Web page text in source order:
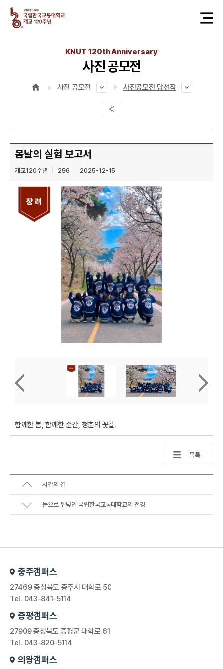
KNUT 120th Anniversary
사진 공모전
사진 공모전 사진공모전 당선작
봄날의 실험 보고서
개교120주년 296 2025-12-15
함께한 봄, 함께한 순간, 청춘의 꽃길.
목록
시간의 겹
눈으로 뒤덮인 국립한국교통대학교의 전경
충주캠퍼스
27469 충청북도 충주시 대학로 50
Tel. 043-841-5114
증평캠퍼스
27909 충청북도 증평군 대학로 61
Tel. 043-820-5114
의왕캠퍼스